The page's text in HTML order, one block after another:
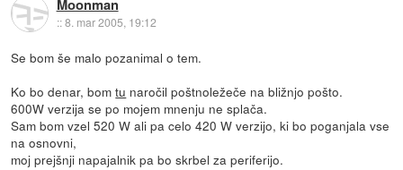
Moonman
::8. mar 2005, 19:12
Se bom še malo pozanimal o tem.
Ko bo denar, bomtu naročil poštnoležeče na bližnjo pošto.
600W verzija se po mojem mnenju ne splača.
Sam bom vzel 520 W ali pa celo 420 W verzijo, ki bo poganjala vse
na osnovni,
moj prejšnji napajalnik pa bo skrbel za periferijo.